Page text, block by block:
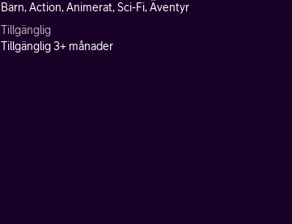
Barn, Action, Animerat, Sci-Fi, Äventyr
Tillgänglig
Tillgänglig 3+ månader